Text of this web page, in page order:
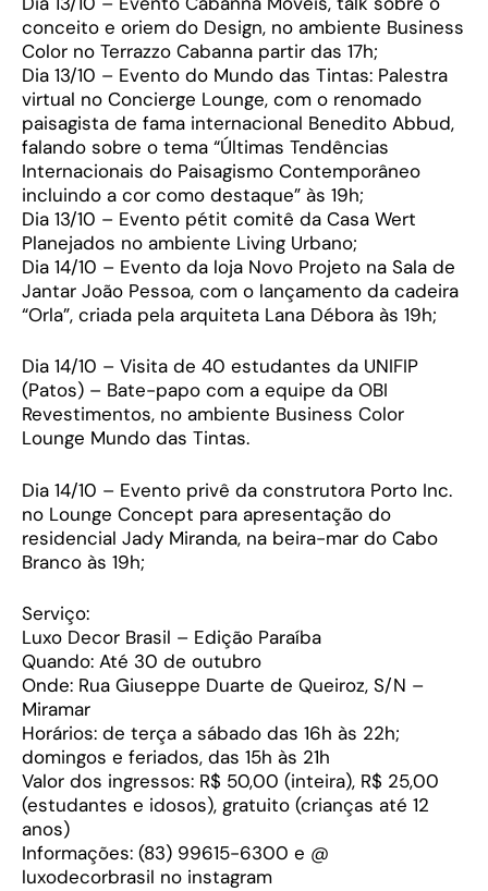
conceito e oriem do Design, no ambiente Business
Color no Terrazzo Cabanna partir das 17h;
Dia 13/10 – Evento do Mundo das Tintas: Palestra
virtual no Concierge Lounge, com o renomado
paisagista de fama internacional Benedito Abbud,
falando sobre o tema “Últimas Tendências
Internacionais do Paisagismo Contemporâneo
incluindo a cor como destaque” às 19h;
Dia 13/10 – Evento pétit comitê da Casa Wert
Planejados no ambiente Living Urbano;
Dia 14/10 – Evento da loja Novo Projeto na Sala de
Jantar João Pessoa, com o lançamento da cadeira
“Orla”, criada pela arquiteta Lana Débora às 19h;
Dia 14/10 – Visita de 40 estudantes da UNIFIP
(Patos) – Bate-papo com a equipe da OBI
Revestimentos, no ambiente Business Color
Lounge Mundo das Tintas.
Dia 14/10 – Evento privê da construtora Porto Inc.
no Lounge Concept para apresentação do
residencial Jady Miranda, na beira-mar do Cabo
Branco às 19h;
Serviço:
Luxo Decor Brasil – Edição Paraíba
Quando: Até 30 de outubro
Onde: Rua Giuseppe Duarte de Queiroz, S/N –
Miramar
Horários: de terça a sábado das 16h às 22h;
domingos e feriados, das 15h às 21h
Valor dos ingressos: R$ 50,00 (inteira), R$ 25,00
(estudantes e idosos), gratuito (crianças até 12
anos)
Informações: (83) 99615-6300 e @
luxodecorbrasil no instagram